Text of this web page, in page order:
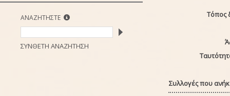
ΑΝΑΖΗΤΗΣΤΕ
ΣΥΝΘΕΤΗ ΑΝΑΖΗΤΗΣΗ
Τόπος
Συλλογές που